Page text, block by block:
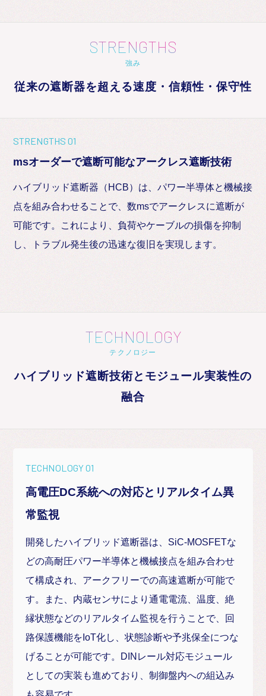
STRENGTHS
強み
従来の遮断器を超える速度・信頼性・保守性
STRENGTHS 01
msオーダーで遮断可能なアークレス遮断技術
ハイブリッド遮断器（HCB）は、パワー半導体と機械接
点を組み合わせることで、数msでアークレスに遮断が
可能です。これにより、負荷やケーブルの損傷を抑制
し、トラブル発生後の迅速な復旧を実現します。
TECHNOLOGY
テクノロジー
ハイブリッド遮断技術とモジュール実装性の
融合
TECHNOLOGY 01
高電圧DC系統への対応とリアルタイム異
常監視
開発したハイブリッド遮断器は、SiC-MOSFETな
どの高耐圧パワー半導体と機械接点を組み合わせ
て構成され、アークフリーでの高速遮断が可能で
す。また、内蔵センサにより通電電流、温度、絶
縁状態などのリアルタイム監視を行うことで、回
路保護機能をIoT化し、状態診断や予兆保全につな
げることが可能です。DINレール対応モジュール
としての実装も進めており、制御盤内への組込み